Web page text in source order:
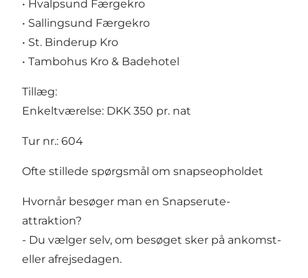
• Hvalpsund Færgekro
• Sallingsund Færgekro
• St. Binderup Kro
• Tambohus Kro & Badehotel
Tillæg:
Enkeltværelse: DKK 350 pr. nat
Tur nr.: 604
Ofte stillede spørgsmål om snapseopholdet
Hvornår besøger man en Snapserute-
attraktion?
- Du vælger selv, om besøget sker på ankomst-
eller afrejsedagen.